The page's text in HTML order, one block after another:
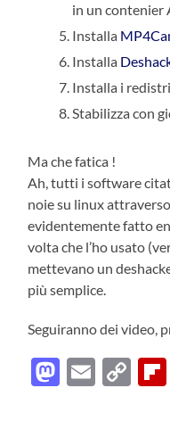
in un contenier
Installa
Installa
Installa i
Stabilizza con
Ma che fatica !
Ah, tutti i software
noie su linux
evidentemente fatto
volta che l’ho usato
mettevano un
più semplice.
Seguiranno dei video,
Email